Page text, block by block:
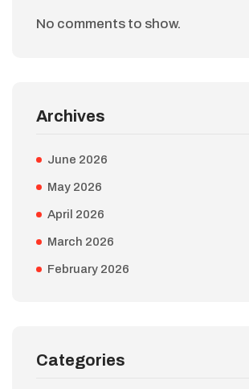
No comments to show.
Archives
June 2026
May 2026
April 2026
March 2026
February 2026
Categories